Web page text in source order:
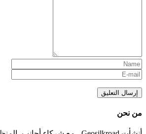
إرسال التعليق
من نحن